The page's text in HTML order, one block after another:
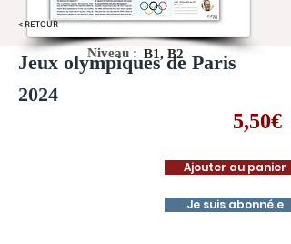
Jeux olympiques de Paris
2024
< RETOUR
Niveau : B1, B2
5,50€
Ajouter au panier
Je suis abonné.e